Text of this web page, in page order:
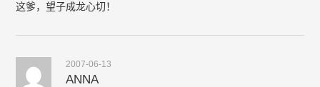
这爹，望子成龙心切！
2007-06-13
ANNA